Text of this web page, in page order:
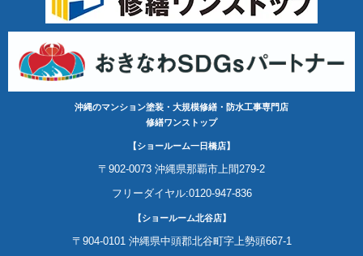
沖縄のマンション塗装・大規模修繕・防水工事専門店
修繕ワンストップ
【ショールーム一日橋店】
〒902-0073 沖縄県那覇市上間279-2
フリーダイヤル:0120-947-836
【ショールーム北谷店】
〒904-0101 沖縄県中頭郡北谷町字上勢頭667-1